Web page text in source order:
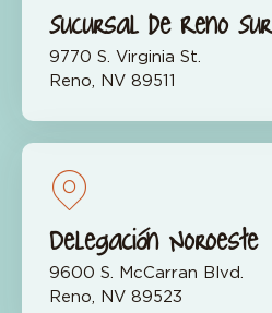
Sucursal de Reno Sur
9770 S. Virginia St.
Reno, NV 89511
Delegación Noroeste
9600 S. McCarran Blvd.
Reno, NV 89523